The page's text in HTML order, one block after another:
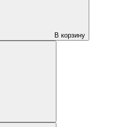
В корзину